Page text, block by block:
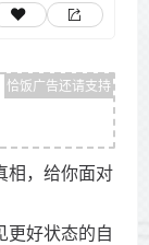
相，给你面对
更好状态的自